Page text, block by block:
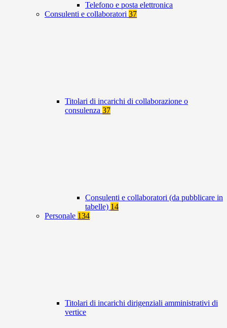
Telefono e posta elettronica
Consulenti e collaboratori 37
Titolari di incarichi di collaborazione o
consulenza 37
Consulenti e collaboratori (da pubblicare in
tabelle) 14
Personale 134
Titolari di incarichi dirigenziali amministrativi di
vertice